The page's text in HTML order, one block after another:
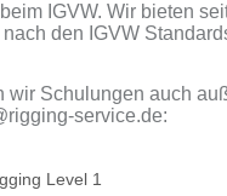
IGVW. Wir bieten
den IGVW
wir Schulungen auch
service.de:
Level 1